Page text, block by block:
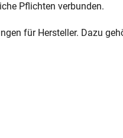
Pflichten verbunden.
für Hersteller. Dazu